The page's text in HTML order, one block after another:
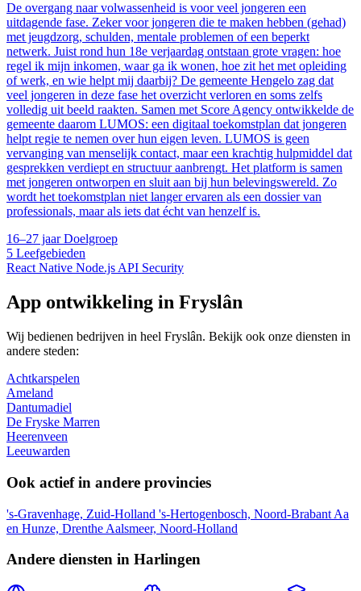
De overgang naar volwassenheid is voor veel jongeren een
uitdagende fase. Zeker voor jongeren die te maken hebben (gehad)
met jeugdzorg, schulden, mentale problemen of een beperkt
netwerk. Juist rond hun 18e verjaardag ontstaan grote vragen: hoe
regel ik mijn inkomen, waar ga ik wonen, hoe zit het met opleiding
of werk, en wie helpt mij daarbij? De gemeente Hengelo zag dat
veel jongeren in deze fase het overzicht verloren en soms zelfs
volledig uit beeld raakten. Samen met Score Agency ontwikkelde de
gemeente daarom LUMOS: een digitaal toekomstplan dat jongeren
helpt regie te nemen over hun eigen leven. LUMOS is geen
vervanging van menselijk contact, maar een krachtig hulpmiddel dat
gesprekken verdiept en structuur aanbrengt. Het platform is samen
met jongeren ontworpen en sluit aan bij hun belevingswereld. Zo
wordt het toekomstplan niet langer ervaren als een dossier van
professionals, maar als iets dat écht van henzelf is.
16–27 jaarDoelgroep
5 Leefgebieden
React Native Node.js API Security
App ontwikkeling in Fryslân
Wij bedienen bedrijven in heel Fryslân. Bekijk ook onze diensten in
andere steden:
Achtkarspelen
Ameland
Dantumadiel
De Fryske Marren
Heerenveen
Leeuwarden
Ook actief in andere provincies
's-Gravenhage, Zuid-Holland 's-Hertogenbosch, Noord-Brabant Aa
en Hunze, Drenthe Aalsmeer, Noord-Holland
Andere diensten in Harlingen